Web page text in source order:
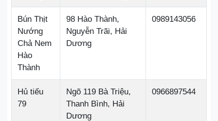
Bún Thịt
Nướng
Chả Nem
Hào
Thành
98 Hào Thành,
Nguyễn Trãi, Hải
Dương
0989143056
Hủ tiếu
79
Ngõ 119 Bà Triệu,
Thanh Bình, Hải
Dương
0966897544